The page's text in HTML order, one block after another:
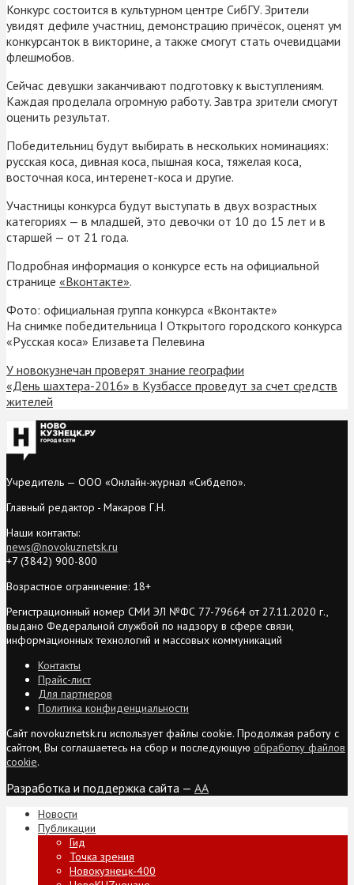
Конкурс состоится в культурном центре СибГУ. Зрители
увидят дефиле участниц, демонстрацию причёсок, оценят ум
конкурсанток в викторине, а также смогут стать очевидцами
флешмобов.
Сейчас девушки заканчивают подготовку к выступлениям.
Каждая проделала огромную работу. Завтра зрители смогут
оценить результат.
Победительниц будут выбирать в нескольких номинациях:
русская коса, дивная коса, пышная коса, тяжелая коса,
восточная коса, интеренет-коса и другие.
Участницы конкурса будут выступать в двух возрастных
категориях — в младшей, это девочки от 10 до 15 лет и в
старшей — от 21 года.
Подробная информация о конкурсе есть на официальной
странице «Вконтакте».
Фото: официальная группа конкурса «Вконтакте»
На снимке победительница I Открытого городского конкурса
«Русская коса» Елизавета Пелевина
У новокузнечан проверят знание географии
«День шахтера-2016» в Кузбассе проведут за счет средств
жителей
Учредитель — ООО «Онлайн-журнал «Сибдепо».
Главный редактор - Макаров Г.Н.
Наши контакты:
news@novokuznetsk.ru
+7 (3842) 900-800
Возрастное ограничение: 18+
Регистрационный номер СМИ ЭЛ №ФС 77-79664 от 27.11.2020 г.,
выдано Федеральной службой по надзору в сфере связи,
информационных технологий и массовых коммуникаций
Контакты
Прайс-лист
Для партнеров
Политика конфиденциальности
Сайт novokuznetsk.ru использует файлы cookie. Продолжая работу с
сайтом, Вы соглашаетесь на сбор и последующую обработку файлов
cookie.
Разработка и поддержка сайта — AA
Новости
Публикации
Гид
Точка зрения
Новокузнецк-400